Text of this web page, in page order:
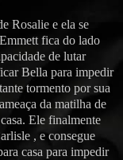
Rosalie e ela se
fica do lado
de lutar
Bella para impedir
tormento por sua
da matilha de
Ele finalmente
, e consegue
casa para impedir